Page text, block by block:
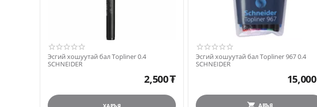
Эсгий хошуутай бал Topliner 0.4
SCHNEIDER
2,500₮
ХАРЪЯ
Эсгий хошуутай бал Topliner 967 0.4
SCHNEIDER
15,000
АВЪЯ